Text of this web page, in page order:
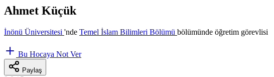
Ahmet Küçük
İnönü Üniversitesi 'nde Temel İslam Bilimleri Bölümü bölümünde öğretim görevlisi
Bu Hocaya Not Ver
Paylaş